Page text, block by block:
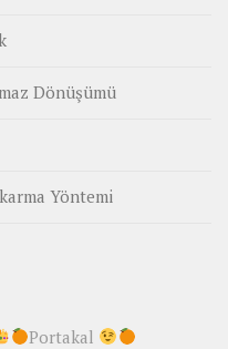
Dönüşümü
Yöntemi
Portakal